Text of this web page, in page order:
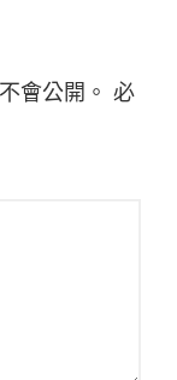
會公開。 必